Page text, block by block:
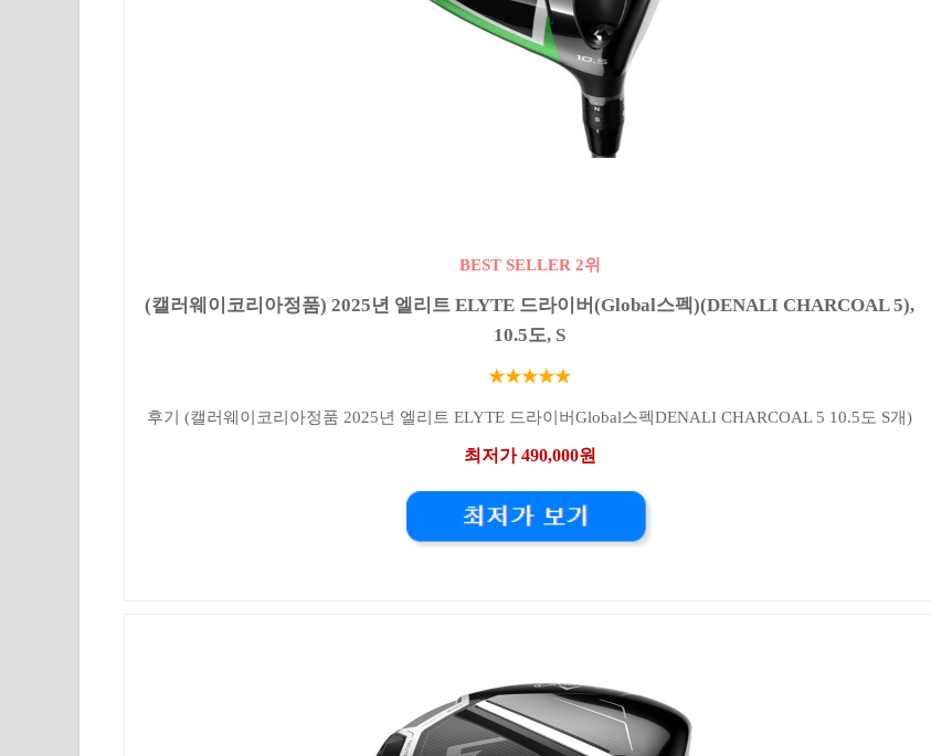
BEST SELLER 2위
(캘러웨이코리아정품) 2025년 엘리트 ELYTE 드라이버(Global스펙)(DENALI CHARCOAL 5),
10.5도, S
★★★★★
후기 (캘러웨이코리아정품 2025년 엘리트 ELYTE 드라이버Global스펙DENALI CHARCOAL 5 10.5도 S개)
최저가 490,000원